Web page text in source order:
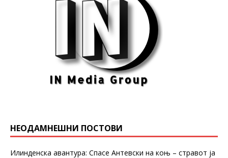
НЕОДАМНЕШНИ ПОСТОВИ
Илинденска авантура: Спасе Антевски на коњ – стравот ја